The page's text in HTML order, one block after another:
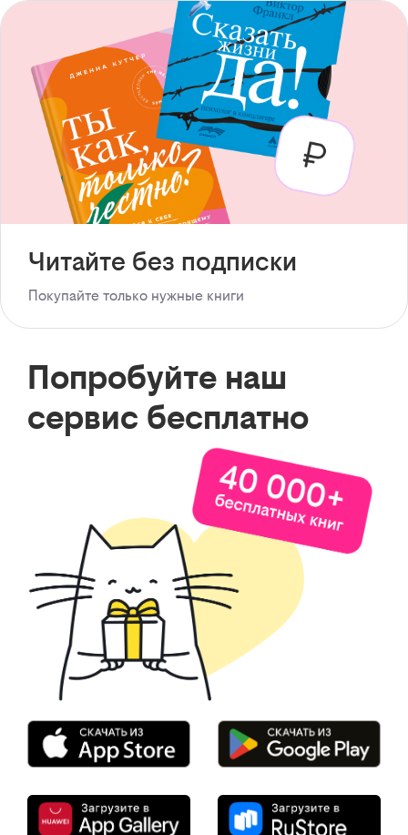
Читайте без подписки
Покупайте только нужные книги
Попробуйте наш
сервис бесплатно